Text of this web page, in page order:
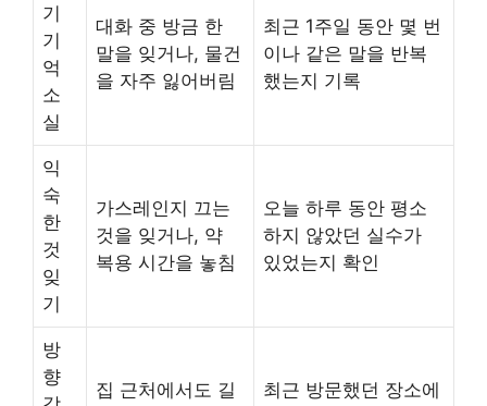
기
기
억
소
실
대화 중 방금 한
말을 잊거나, 물건
을 자주 잃어버림
최근 1주일 동안 몇 번
이나 같은 말을 반복
했는지 기록
익
숙
한
것
잊
기
가스레인지 끄는
것을 잊거나, 약
복용 시간을 놓침
오늘 하루 동안 평소
하지 않았던 실수가
있었는지 확인
방
향
집 근처에서도 길
최근 방문했던 장소에